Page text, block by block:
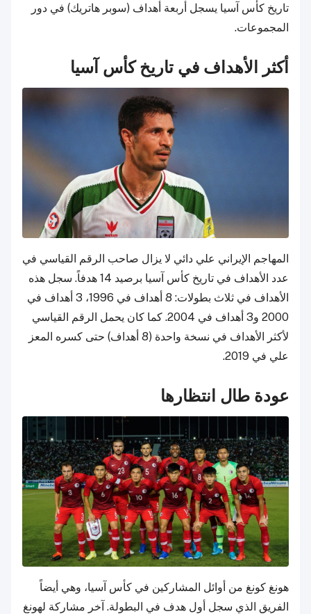
تاريخ كأس آسيا يسجل أربعة أهداف (سوبر هاتريك) في دور
المجموعات.
أكثر الأهداف في تاريخ كأس آسيا
المهاجم الإيراني علي دائي لا يزال صاحب الرقم القياسي في
عدد الأهداف في تاريخ كأس آسيا برصيد 14 هدفاً. سجل هذه
الأهداف في ثلاث بطولات: 8 أهداف في 1996، 3 أهداف في
2000 و3 أهداف في 2004. كما كان يحمل الرقم القياسي
لأكثر الأهداف في نسخة واحدة (8 أهداف) حتى كسره المعز
علي في 2019.
عودة طال انتظارها
هونغ كونغ من أوائل المشاركين في كأس آسيا، وهي أيضاً
الفريق الذي سجل أول هدف في البطولة. آخر مشاركة لهونغ